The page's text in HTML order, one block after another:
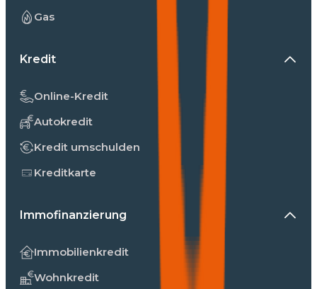
Gas
Kredit
Online-Kredit
Autokredit
Kredit umschulden
Kreditkarte
Immofinanzierung
Immobilienkredit
Wohnkredit